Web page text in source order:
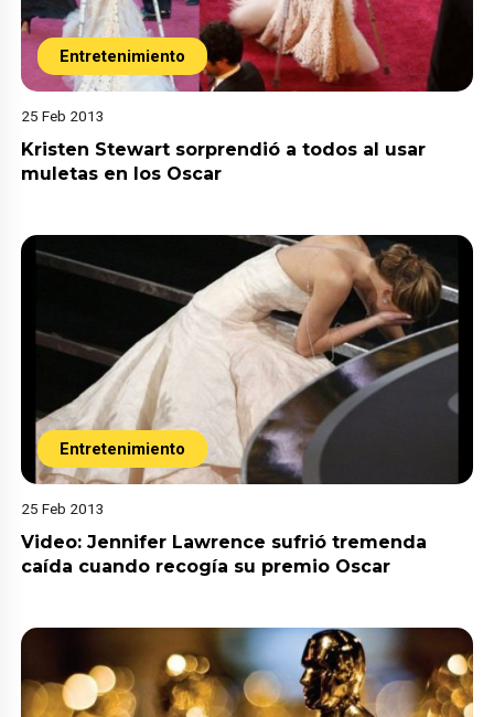
Entretenimiento
25 Feb 2013
Kristen Stewart sorprendió a todos al usar
muletas en los Oscar
Entretenimiento
25 Feb 2013
Video: Jennifer Lawrence sufrió tremenda
caída cuando recogía su premio Oscar